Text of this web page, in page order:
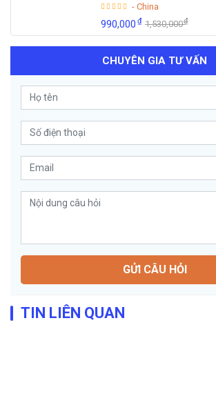
- China
990,000₫ 1,530,000₫
CHUYÊN GIA TƯ VẤN
GỬI CÂU HỎI
TIN LIÊN QUAN